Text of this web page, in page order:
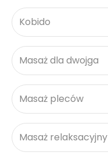
Kobido
Masaż dla dwojga
Masaż pleców
Masaż relaksacyjny